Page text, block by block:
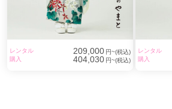
レンタル 209,000 円~(税込)
購入
404,030 円~(税込)
レンタル
購入